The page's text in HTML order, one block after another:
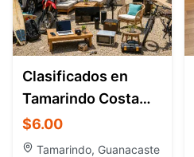
Clasificados en
Tamarindo Costa
Rica compra y venta
$6.00
Tamarindo, Guanacaste